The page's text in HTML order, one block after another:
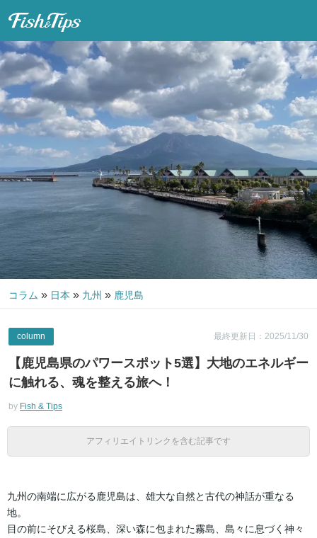
コラム » 日本 » 九州 » 鹿児島
最終更新日：2025/11/30
column
【鹿児島県のパワースポット5選】大地のエネルギー
に触れる、魂を整える旅へ！
by Fish & Tips
アフィリエイトリンクを含む記事です
九州の南端に広がる鹿児島は、雄大な自然と古代の神話が重なる
地。
目の前にそびえる桜島、深い森に包まれた霧島、島々に息づく神々